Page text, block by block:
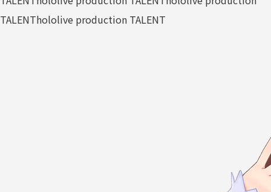
TALENThololive production TALENT